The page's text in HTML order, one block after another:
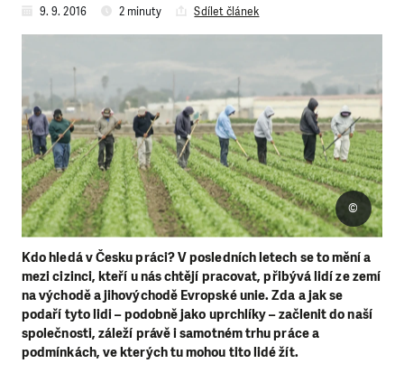
9. 9. 2016 2 minuty Sdílet článek
Kdo hledá v Česku práci? V posledních letech se to mění a
mezi cizinci, kteří u nás chtějí pracovat, přibývá lidí ze zemí
na východě a jihovýchodě Evropské unie. Zda a jak se
podaří tyto lidi – podobně jako uprchlíky – začlenit do naší
společnosti, záleží právě i samotném trhu práce a
podmínkách, ve kterých tu mohou tito lidé žít.
©